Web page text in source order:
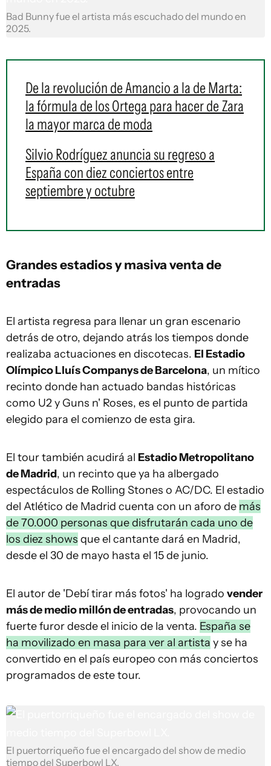
Bad Bunny fue el artista más escuchado del mundo en
2025.
De la revolución de Amancio a la de Marta:
la fórmula de los Ortega para hacer de Zara
la mayor marca de moda
Silvio Rodríguez anuncia su regreso a
España con diez conciertos entre
septiembre y octubre
Grandes estadios y masiva venta de
entradas
El artista regresa para llenar un gran escenario
detrás de otro, dejando atrás los tiempos donde
realizaba actuaciones en discotecas. El Estadio
Olímpico Lluís Companys de Barcelona, un mítico
recinto donde han actuado bandas históricas
como U2 y Guns n' Roses, es el punto de partida
elegido para el comienzo de esta gira.
El tour también acudirá al Estadio Metropolitano
de Madrid, un recinto que ya ha albergado
espectáculos de Rolling Stones o AC/DC. El estadio
del Atlético de Madrid cuenta con un aforo de más
de 70.000 personas que disfrutarán cada uno de
los diez shows que el cantante dará en Madrid,
desde el 30 de mayo hasta el 15 de junio.
El autor de 'Debí tirar más fotos' ha logrado vender
más de medio millón de entradas, provocando un
fuerte furor desde el inicio de la venta. España se
ha movilizado en masa para ver al artista y se ha
convertido en el país europeo con más conciertos
programados de este tour.
El puertorriqueño fue el encargado del show de medio
tiempo del Superbowl LX.